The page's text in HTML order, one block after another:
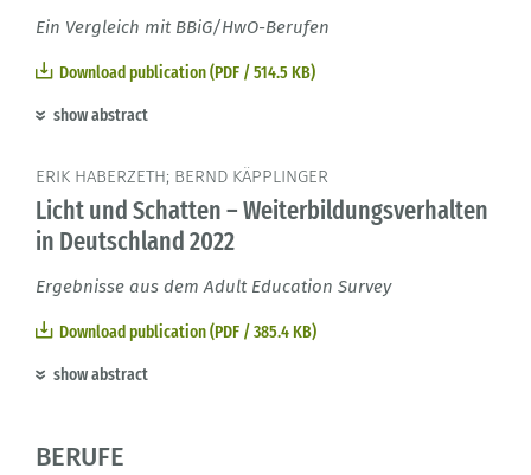
Ein Vergleich mit BBiG/HwO-Berufen
Download publication (PDF / 514.5 KB)
show abstract
ERIK HABERZETH; BERND KÄPPLINGER
Licht und Schatten – Weiterbildungsverhalten
in Deutschland 2022
Ergebnisse aus dem Adult Education Survey
Download publication (PDF / 385.4 KB)
show abstract
BERUFE